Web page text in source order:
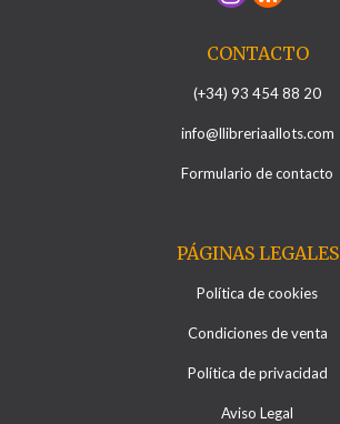
CONTACTO
(+34) 93 454 88 20
info@llibreriaallots.com
Formulario de contacto
PÁGINAS LEGALES
Política de cookies
Condiciones de venta
Política de privacidad
Aviso Legal